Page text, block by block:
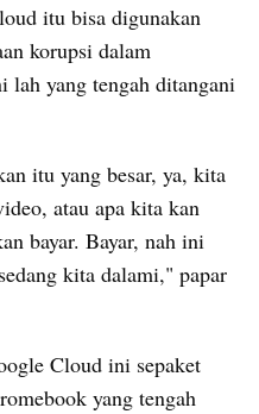
itu bisa digunakan
korupsi dalam
lah yang tengah ditangani
itu yang besar, ya, kita
atau apa kita kan
bayar. Bayar, nah ini
kita dalami," papar
Cloud ini sepaket
yang tengah